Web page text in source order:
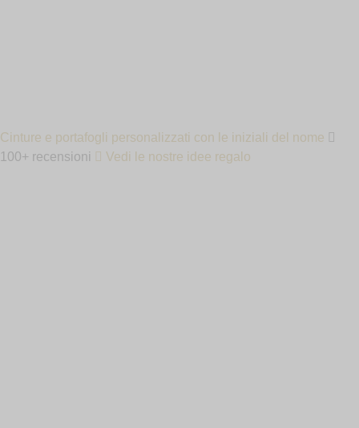
Cinture e portafogli personalizzati con le iniziali del nome
100+ recensioni
Vedi le nostre idee regalo